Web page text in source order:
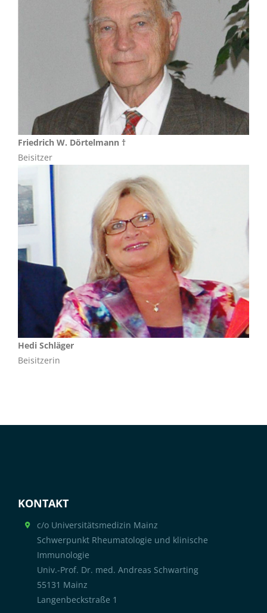
Friedrich W. Dörtelmann †
Beisitzer
Hedi Schläger
Beisitzerin
KONTAKT
c/o Universitätsmedizin Mainz
Schwerpunkt Rheumatologie und klinische
Immunologie
Univ.-Prof. Dr. med. Andreas Schwarting
55131 Mainz
Langenbeckstraße 1